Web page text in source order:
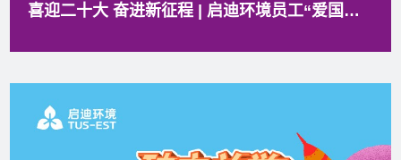
喜迎二十大 奋进新征程 | 启迪环境员工“爱国、爱企、爱家”主题作品展